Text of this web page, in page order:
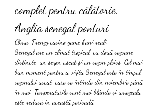
complet pentru călătorie.
Anglia senegal ponturi
Clima. Frenzy casino game bani reali.
Senegal are un climat tropical, cu două sezoane
distincte: un sezon uscat și un sezon ploios. Cel mai
bun moment pentru a vizita Senegal este în timpul
sezonului uscat, care se întinde din noiembrie până
în mai. Temperaturile sunt mai blânde și umezeala
este redusă în această perioadă.